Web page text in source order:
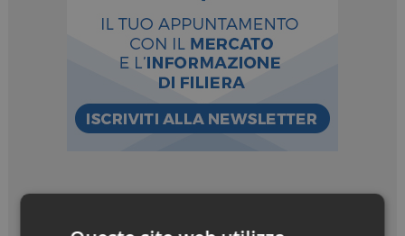
I più letti